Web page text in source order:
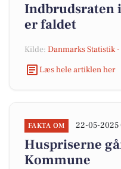
Indbrudsraten
er faldet
Kilde: Danmarks Statistik
Læs hele artiklen her
FAKTA OM 22-05-2025
Huspriserne
Kommune